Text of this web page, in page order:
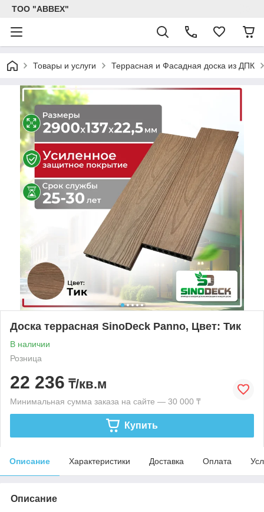
ТОО "ABBEX"
Товары и услуги Террасная и Фасадная доска из ДПК
Доска террасная SinoDeck Panno, Цвет: Тик
В наличии
Розница
22 236 ₸/кв.м
Минимальная сумма заказа на сайте — 30 000 ₸
Купить
Описание Характеристики Доставка Оплата
Описание